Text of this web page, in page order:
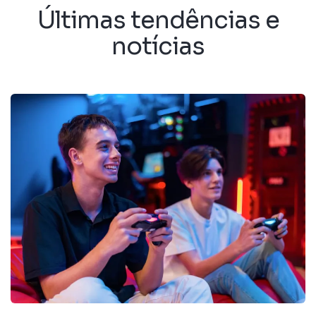
Últimas tendências e
notícias